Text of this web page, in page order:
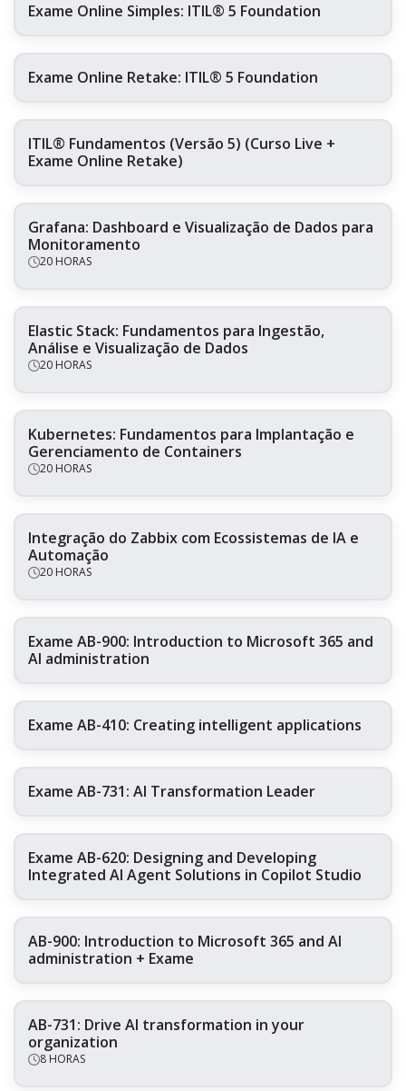
Exame Online Simples: ITIL® 5 Foundation
Exame Online Retake: ITIL® 5 Foundation
ITIL® Fundamentos (Versão 5) (Curso Live +
Exame Online Retake)
Grafana: Dashboard e Visualização de Dados para
Monitoramento
20 HORAS
Elastic Stack: Fundamentos para Ingestão,
Análise e Visualização de Dados
20 HORAS
Kubernetes: Fundamentos para Implantação e
Gerenciamento de Containers
20 HORAS
Integração do Zabbix com Ecossistemas de IA e
Automação
20 HORAS
Exame AB-900: Introduction to Microsoft 365 and
AI administration
Exame AB-410: Creating intelligent applications
Exame AB-731: AI Transformation Leader
Exame AB-620: Designing and Developing
Integrated AI Agent Solutions in Copilot Studio
AB-900: Introduction to Microsoft 365 and AI
administration + Exame
AB-731: Drive AI transformation in your
organization
8 HORAS